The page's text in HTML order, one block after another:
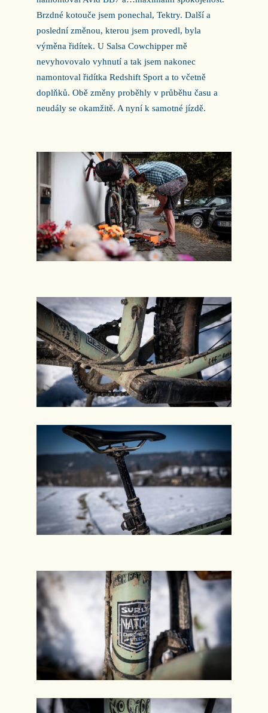
Brzdné kotouče jsem ponechal, Tektry. Další a
poslední změnou, kterou jsem provedl, byla
výměna řidítek. U Salsa Cowchipper mě
nevyhovovalo vyhnutí a tak jsem nakonec
namontoval řidítka Redshift Sport a to včetně
doplňků. Obě změny proběhly v průběhu času a
neudály se okamžitě. A nyní k samotné jízdě.